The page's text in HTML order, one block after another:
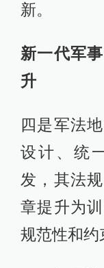
新。
新一代军
升
四是军法
设计、统
发，其法
章提升为
规范性和约